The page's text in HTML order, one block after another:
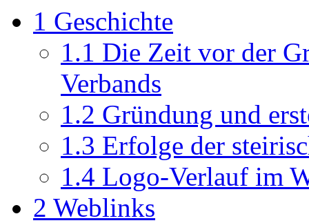
1 Geschichte
1.1 Die Zeit vor der
Verbands
1.2 Gründung und
1.3 Erfolge der
1.4 Logo-Verlauf im
2 Weblinks